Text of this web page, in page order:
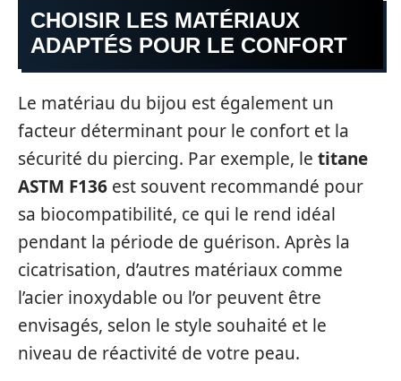
CHOISIR LES MATÉRIAUX
ADAPTÉS POUR LE CONFORT
Le matériau du bijou est également un
facteur déterminant pour le confort et la
sécurité du piercing. Par exemple, le titane
ASTM F136 est souvent recommandé pour
sa biocompatibilité, ce qui le rend idéal
pendant la période de guérison. Après la
cicatrisation, d’autres matériaux comme
l’acier inoxydable ou l’or peuvent être
envisagés, selon le style souhaité et le
niveau de réactivité de votre peau.